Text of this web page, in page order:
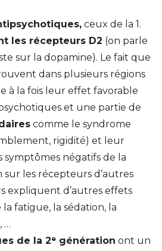
ceux de la 1.
les récepteurs D2 (on parle
sur la dopamine). Le fait que
dans plusieurs régions
à la fois leur effet favorable
et une partie de
comme le syndrome
rigidité) et leur
symptômes négatifs de la
sur les récepteurs d’autres
expliquent d’autres effets
fatigue, la sédation, la
…
de la 2ᵉ génération ont un